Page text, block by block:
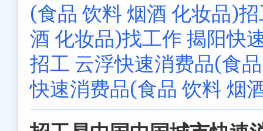
(食品 饮料 烟酒 化妆品)
酒 化妆品)找工作 揭阳快
招工 云浮快速消费品(食
快速消费品(食品 饮料 烟